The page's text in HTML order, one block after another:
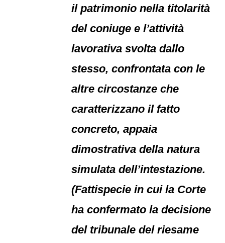
il patrimonio nella titolarità
del coniuge e l’attività
lavorativa svolta dallo
stesso, confrontata con le
altre circostanze che
caratterizzano il fatto
concreto, appaia
dimostrativa della natura
simulata dell’intestazione.
(Fattispecie in cui la Corte
ha confermato la decisione
del tribunale del riesame